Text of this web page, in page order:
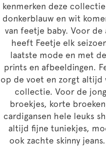
kenmerken deze
donkerblauw en wit
van feetje baby. Voor
heeft Feetje elk
laatste mode en met
prints en afbeeldingen.
op de voet en zorgt altijd
collectie. Voor de
broekjes, korte
cardigansen hele leuks
altijd fijne tuniekjes,
ook zachte skinny